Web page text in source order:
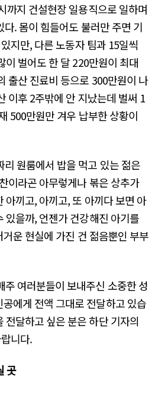
까지 건설현장 일용직으로 일하며
. 몸이 힘들어도 불러만 주면 기
지만, 다른 노동자 팀과 15일씩
이 벌어도 한 달 220만원이 최대
출산 진료비 등으로 300만원이 나
이후 2주밖에 안 지났는데 벌써 1
500만원만 겨우 납부한 상황이
원룸에서 밥을 먹고 있는 젊은
이라곤 아무렇게나 볶은 상추가
아끼고, 아끼고, 또 아끼다 보면 아
있을까, 언젠가 건강해진 아기를
운 현실에 가진 건 젊음뿐인 부부
주 여러분들이 보내주신 소중한 성
에게 전액 그대로 전달하고 있습
전달하고 싶은 분은 하단 기자의
니다.
곳